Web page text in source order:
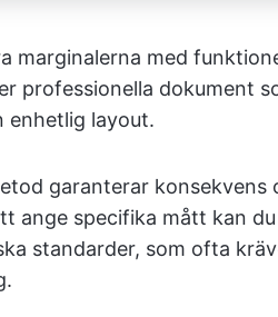
marginalerna med
professionella dokument
enhetlig layout.
garanterar konsekvens
ange specifika mått kan
standarder, som ofta